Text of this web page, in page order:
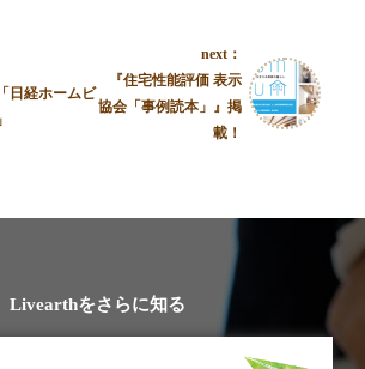
日経ホームビ
next：
『住宅性能評価 表示
協会「事例読本」』掲
載！
Livearthをさらに知る